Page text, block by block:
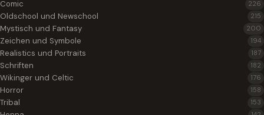
Comic 226
Oldschool und Newschool 215
Mystisch und Fantasy 200
Zeichen und Symbole 194
Realistics und Portraits 187
Schriften 182
Wikinger und Celtic 176
Horror 158
Tribal 153